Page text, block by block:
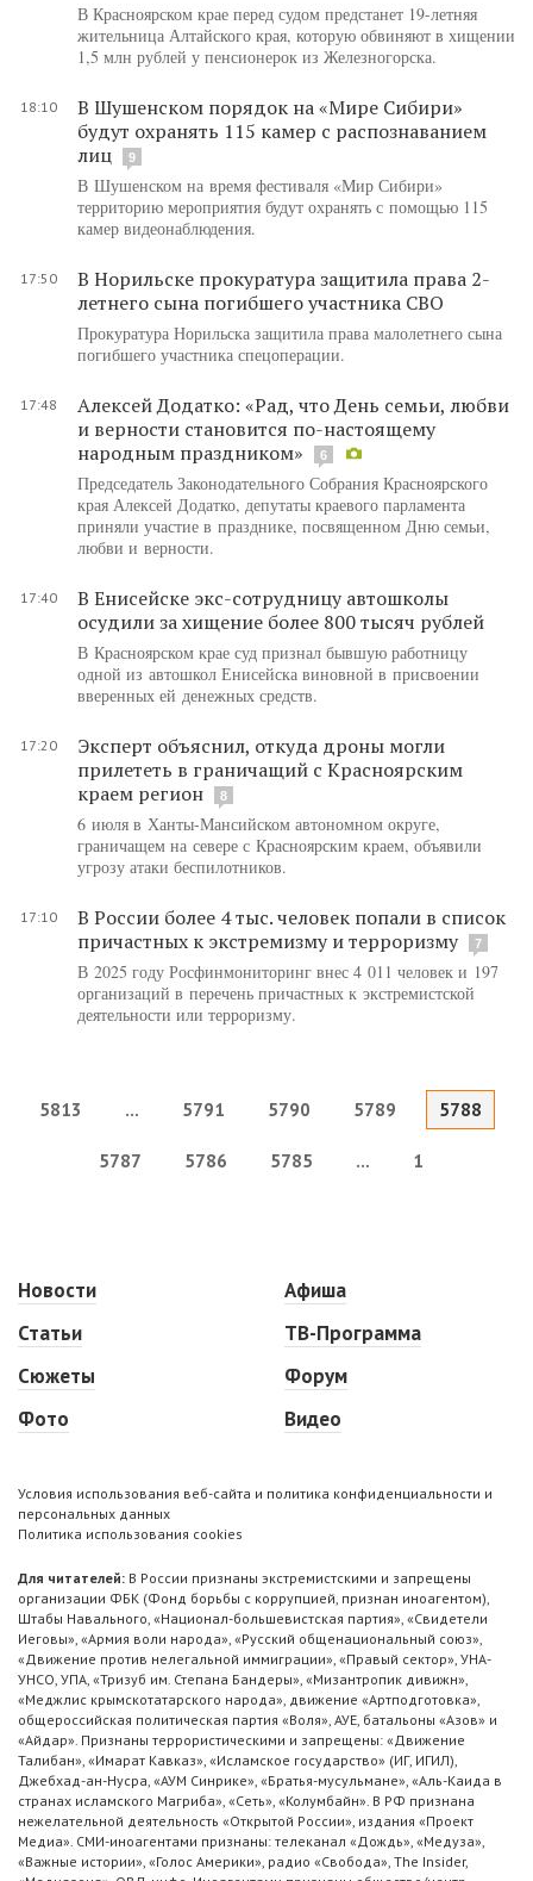
В Красноярском крае перед судом предстанет 19-летняя
жительница Алтайского края, которую обвиняют в хищении
1,5 млн рублей у пенсионерок из Железногорска.
18:10
В Шушенском порядок на «Мире Сибири»
будут охранять 115 камер с распознаванием
лиц
9
В Шушенском на время фестиваля «Мир Сибири»
территорию мероприятия будут охранять с помощью 115
камер видеонаблюдения.
17:50
В Норильске прокуратура защитила права 2-
летнего сына погибшего участника СВО
Прокуратура Норильска защитила права малолетнего сына
погибшего участника спецоперации.
17:48
Алексей Додатко: «Рад, что День семьи, любви
и верности становится по-настоящему
народным праздником»
6
Председатель Законодательного Собрания Красноярского
края Алексей Додатко, депутаты краевого парламента
приняли участие в празднике, посвященном Дню семьи,
любви и верности.
17:40
В Енисейске экс-сотрудницу автошколы
осудили за хищение более 800 тысяч рублей
В Красноярском крае суд признал бывшую работницу
одной из автошкол Енисейска виновной в присвоении
вверенных ей денежных средств.
17:20
Эксперт объяснил, откуда дроны могли
прилететь в граничащий с Красноярским
краем регион
8
6 июля в Ханты-Мансийском автономном округе,
граничащем на севере с Красноярским краем, объявили
угрозу атаки беспилотников.
17:10
В России более 4 тыс. человек попали в список
причастных к экстремизму и терроризму
7
В 2025 году Росфинмониторинг внес 4 011 человек и 197
организаций в перечень причастных к экстремистской
деятельности или терроризму.
5813 ... 5791 5790 5789 5788
5787 5786 5785 ... 1
Новости
Статьи
Сюжеты
Фото
Афиша
ТВ-Программа
Форум
Видео
Условия использования веб-сайта и политика конфиденциальности и
персональных данных
Политика использования cookies
Для читателей: В России признаны экстремистскими и запрещены
организации ФБК (Фонд борьбы с коррупцией, признан иноагентом),
Штабы Навального, «Национал-большевистская партия», «Свидетели
Иеговы», «Армия воли народа», «Русский общенациональный союз»,
«Движение против нелегальной иммиграции», «Правый сектор», УНА-
УНСО, УПА, «Тризуб им. Степана Бандеры», «Мизантропик дивижн»,
«Меджлис крымскотатарского народа», движение «Артподготовка»,
общероссийская политическая партия «Воля», АУЕ, батальоны «Азов» и
«Айдар». Признаны террористическими и запрещены: «Движение
Талибан», «Имарат Кавказ», «Исламское государство» (ИГ, ИГИЛ),
Джебхад-ан-Нусра, «АУМ Синрике», «Братья-мусульмане», «Аль-Каида в
странах исламского Магриба», «Сеть», «Колумбайн». В РФ признана
нежелательной деятельность «Открытой России», издания «Проект
Медиа». СМИ-иноагентами признаны: телеканал «Дождь», «Медуза»,
«Важные истории», «Голос Америки», радио «Свобода», The Insider,